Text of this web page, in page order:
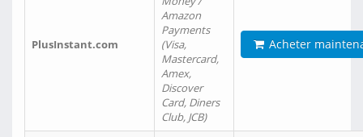
PlusInstant.com
Amazon
Payments
(Visa,
Mastercard,
Amex,
Discover
Card, Diners
Club, JCB)
Acheter